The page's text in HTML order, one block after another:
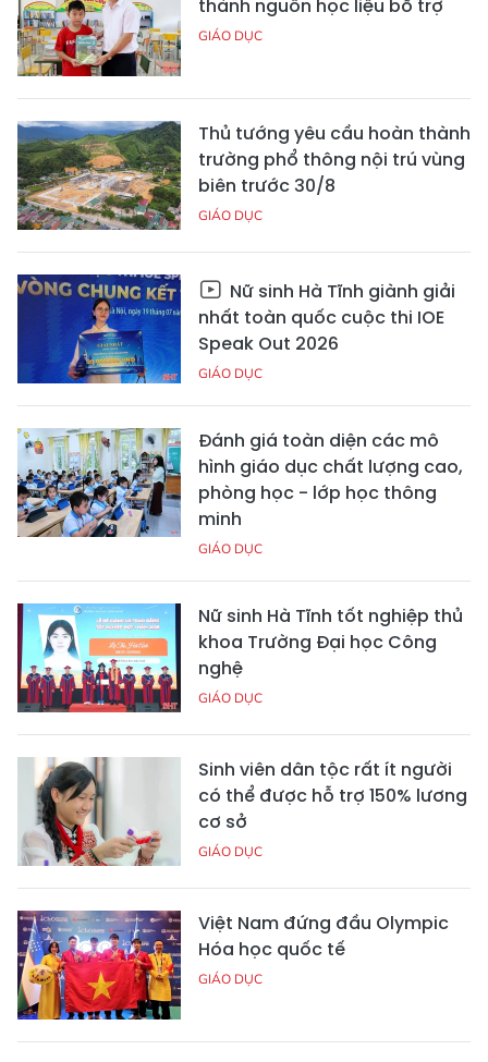
thành nguồn học liệu bổ trợ
GIÁO DỤC
Thủ tướng yêu cầu hoàn thành
trường phổ thông nội trú vùng
biên trước 30/8
GIÁO DỤC
Nữ sinh Hà Tĩnh giành giải
nhất toàn quốc cuộc thi IOE
Speak Out 2026
GIÁO DỤC
Đánh giá toàn diện các mô
hình giáo dục chất lượng cao,
phòng học - lớp học thông
minh
GIÁO DỤC
Nữ sinh Hà Tĩnh tốt nghiệp thủ
khoa Trường Đại học Công
nghệ
GIÁO DỤC
Sinh viên dân tộc rất ít người
có thể được hỗ trợ 150% lương
cơ sở
GIÁO DỤC
Việt Nam đứng đầu Olympic
Hóa học quốc tế
GIÁO DỤC